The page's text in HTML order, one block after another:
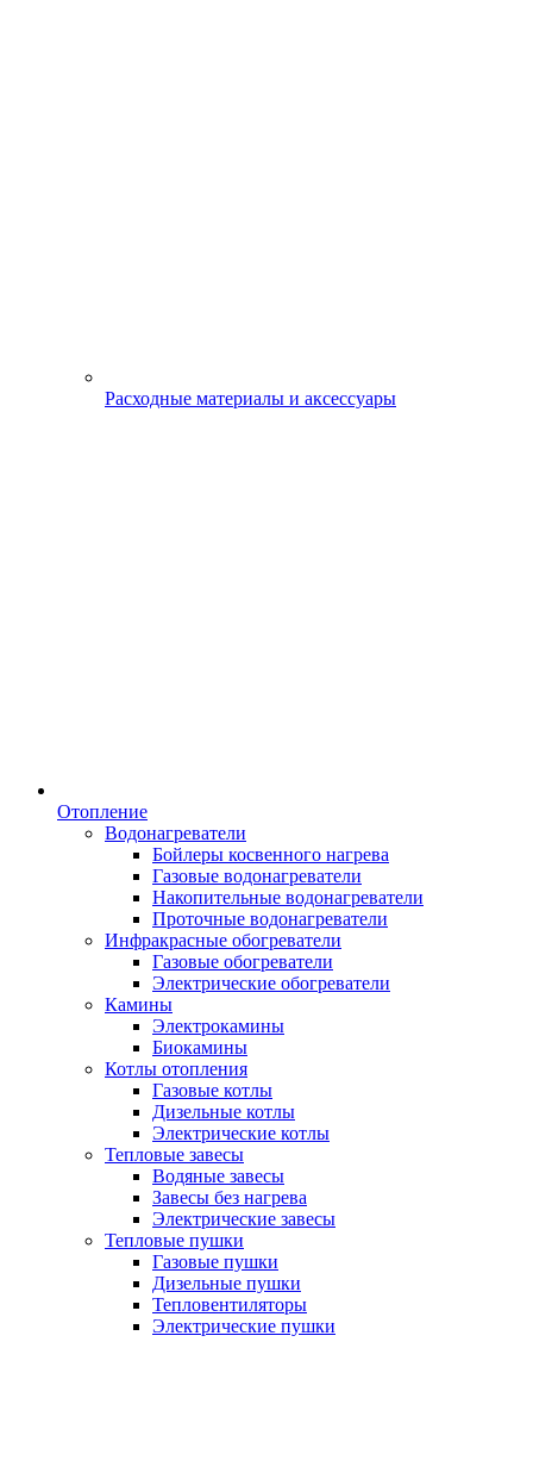
Расходные материалы и аксессуары
Отопление
Водонагреватели
Бойлеры косвенного нагрева
Газовые водонагреватели
Накопительные водонагреватели
Проточные водонагреватели
Инфракрасные обогреватели
Газовые обогреватели
Электрические обогреватели
Камины
Электрокамины
Биокамины
Котлы отопления
Газовые котлы
Дизельные котлы
Электрические котлы
Тепловые завесы
Водяные завесы
Завесы без нагрева
Электрические завесы
Тепловые пушки
Газовые пушки
Дизельные пушки
Тепловентиляторы
Электрические пушки